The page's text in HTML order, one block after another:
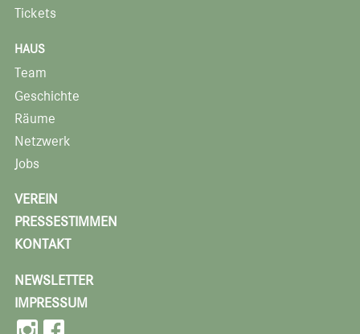
Tickets
HAUS
Team
Geschichte
Räume
Netzwerk
Jobs
VEREIN
PRESSESTIMMEN
KONTAKT
NEWSLETTER
IMPRESSUM